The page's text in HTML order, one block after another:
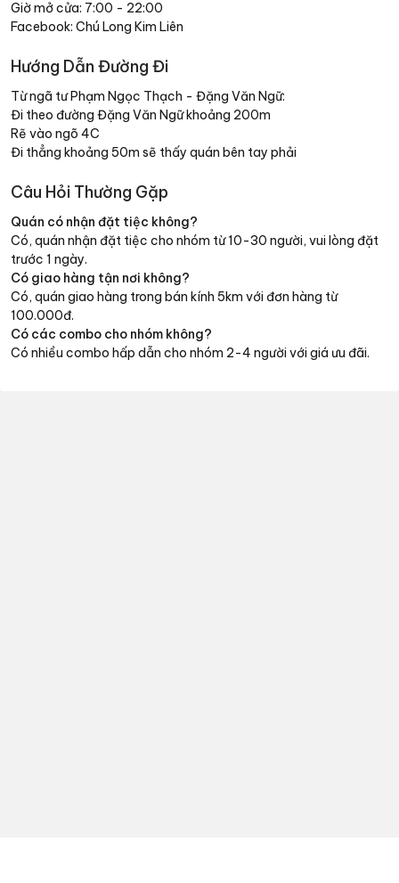
Giờ mở cửa: 7:00 - 22:00
Facebook: Chú Long Kim Liên
Hướng Dẫn Đường Đi
Từ ngã tư Phạm Ngọc Thạch - Đặng Văn Ngữ:
Đi theo đường Đặng Văn Ngữ khoảng 200m
Rẽ vào ngõ 4C
Đi thẳng khoảng 50m sẽ thấy quán bên tay phải
Câu Hỏi Thường Gặp
Quán có nhận đặt tiệc không?
Có, quán nhận đặt tiệc cho nhóm từ 10-30 người, vui lòng đặt
trước 1 ngày.
Có giao hàng tận nơi không?
Có, quán giao hàng trong bán kính 5km với đơn hàng từ
100.000đ.
Có các combo cho nhóm không?
Có nhiều combo hấp dẫn cho nhóm 2-4 người với giá ưu đãi.